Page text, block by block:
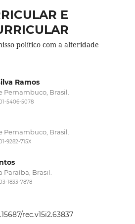
E
político com a alteridade
Ramos
Pernambuco, Brasil.
5406-5078
Pernambuco, Brasil.
9282-715X
Paraíba, Brasil.
1833-7878
rec.v15i2.63837